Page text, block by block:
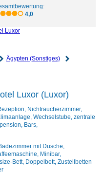
4,0
Luxor
Ägypten (Sonstiges)
Luxor (Luxor)
Nichtraucherzimmer,
Wechselstube, zentrale
Bars,
mit Dusche,
Minibar,
Bett, Doppelbett, Zustellbetten